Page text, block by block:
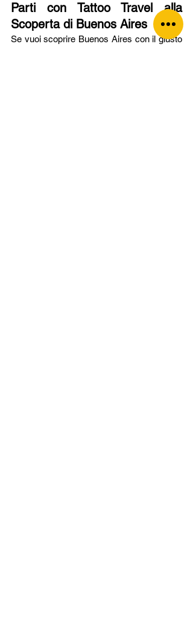
Parti con Tattoo Travel alla
Scoperta di Buenos Aires
Se vuoi scoprire Buenos Aires con il giusto